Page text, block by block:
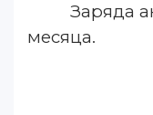
Заряда
месяца.